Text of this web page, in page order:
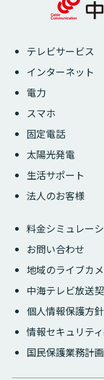
テレビサービス
インターネット
電力
スマホ
固定電話
太陽光発電
生活サポート
法人のお客様
料金シミュレー
お問い合わせ
地域のライブカ
中海テレビ放送
個人情報保護方針
情報セキュリテ
国民保護業務計画